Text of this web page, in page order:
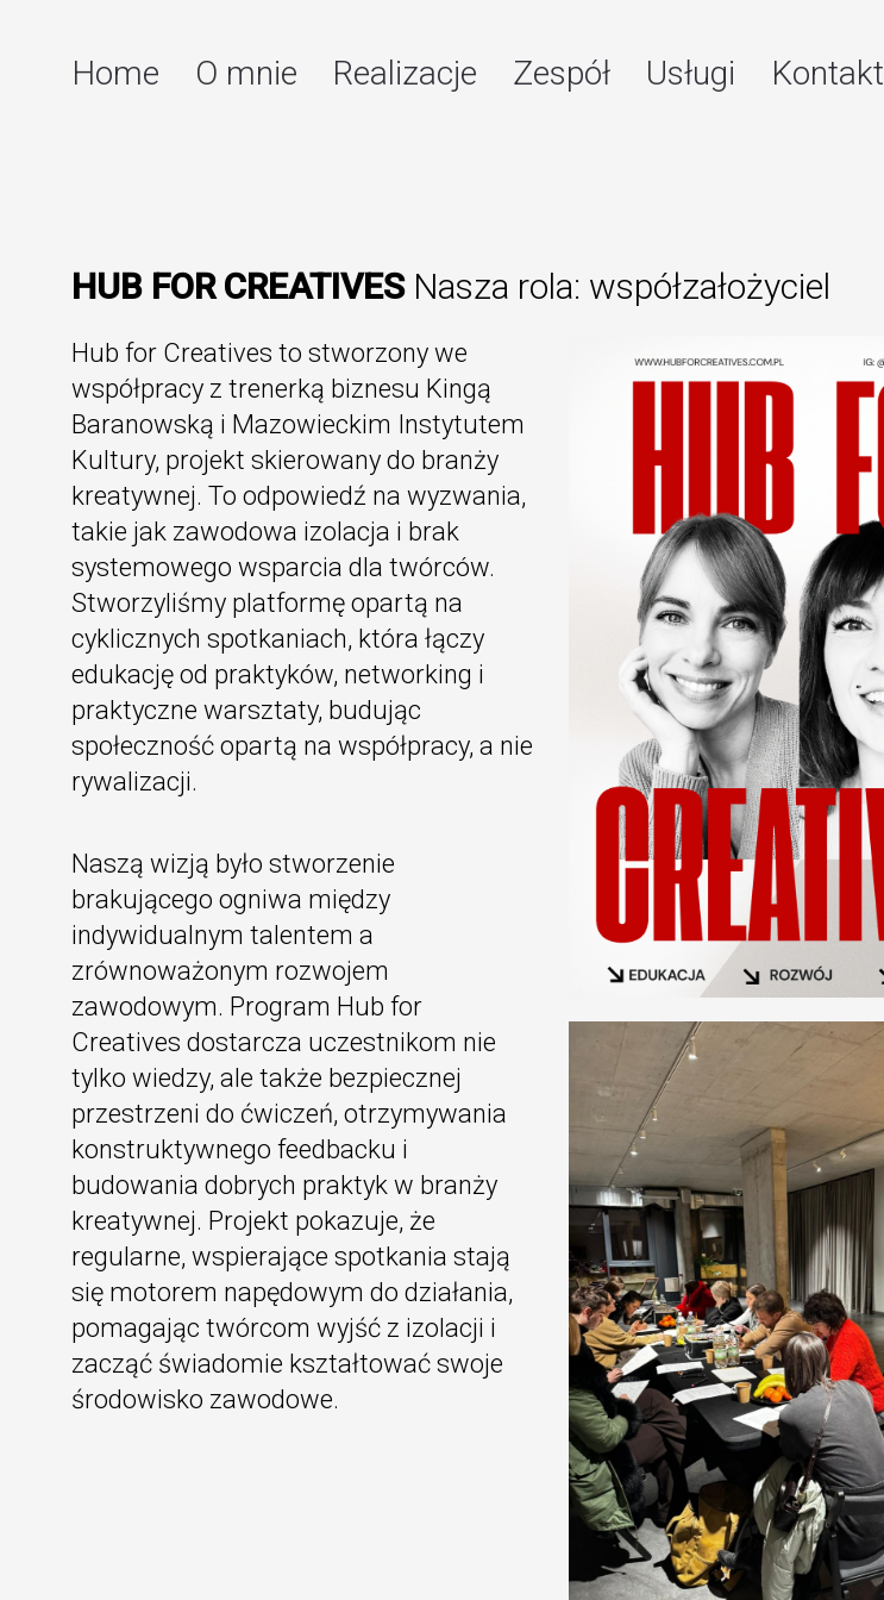
Home O mnie Realizacje Zespół Usługi Kontakt
HUB FOR CREATIVES Nasza rola: współzałożyciel
Hub for Creatives to stworzony we
współpracy z trenerką biznesu Kingą
Baranowską i Mazowieckim Instytutem
Kultury, projekt skierowany do branży
kreatywnej. To odpowiedź na wyzwania,
takie jak zawodowa izolacja i brak
systemowego wsparcia dla twórców.
Stworzyliśmy platformę opartą na
cyklicznych spotkaniach, która łączy
edukację od praktyków, networking i
praktyczne warsztaty, budując
społeczność opartą na współpracy, a nie
rywalizacji.
Naszą wizją było stworzenie
brakującego ogniwa między
indywidualnym talentem a
zrównoważonym rozwojem
zawodowym. Program Hub for
Creatives dostarcza uczestnikom nie
tylko wiedzy, ale także bezpiecznej
przestrzeni do ćwiczeń, otrzymywania
konstruktywnego feedbacku i
budowania dobrych praktyk w branży
kreatywnej. Projekt pokazuje, że
regularne, wspierające spotkania stają
się motorem napędowym do działania,
pomagając twórcom wyjść z izolacji i
zacząć świadomie kształtować swoje
środowisko zawodowe.